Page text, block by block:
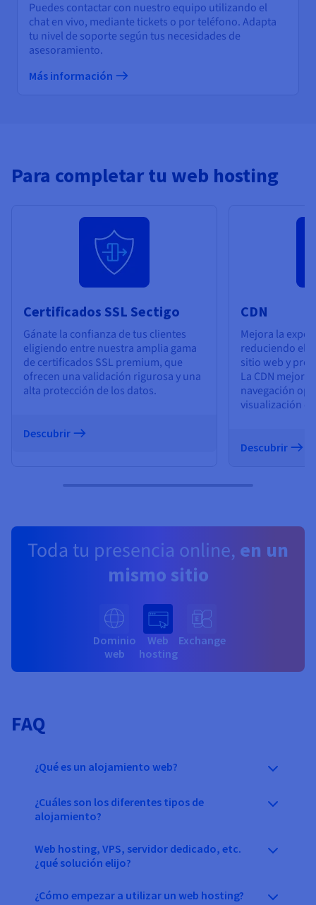
Puedes contactar con nuestro equipo utilizando el
chat en vivo, mediante tickets o por teléfono. Adapta
tu nivel de soporte según tus necesidades de
asesoramiento.
Más información
Para completar tu web hosting
Certificados SSL Sectigo
Gánate la confianza de tus clientes
eligiendo entre nuestra amplia gama
de certificados SSL premium, que
ofrecen una validación rigurosa y una
alta protección de los datos.
Descubrir
CDN
Mejora la
reduciendo el
sitio web y
La CDN mejora
navegación
visualización
Descubrir
Toda tu presencia online, en un
mismo sitio
Dominio
web
Web
hosting
Exchange
FAQ
¿Qué es un alojamiento web?
¿Cuáles son los diferentes tipos de
alojamiento?
Web hosting, VPS, servidor dedicado, etc.
¿qué solución elijo?
¿Cómo empezar a utilizar un web hosting?